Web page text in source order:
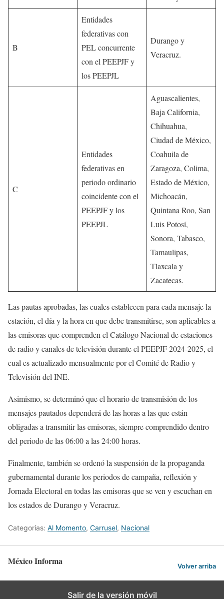
B
Entidades
federativas con
PEL concurrente
con el PEEPJF y
los PEEPJL
Durango y
Veracruz.
C
Entidades
federativas en
periodo ordinario
coincidente con el
PEEPJF y los
PEEPJL
Aguascalientes,
Baja California,
Chihuahua,
Ciudad de México,
Coahuila de
Zaragoza, Colima,
Estado de México,
Michoacán,
Quintana Roo, San
Luis Potosí,
Sonora, Tabasco,
Tamaulipas,
Tlaxcala y
Zacatecas.
Las pautas aprobadas, las cuales establecen para cada mensaje la
estación, el día y la hora en que debe transmitirse, son aplicables a
las emisoras que comprenden el Catálogo Nacional de estaciones
de radio y canales de televisión durante el PEEPJF 2024-2025, el
cual es actualizado mensualmente por el Comité de Radio y
Televisión del INE.
Asimismo, se determinó que el horario de transmisión de los
mensajes pautados dependerá de las horas a las que están
obligadas a transmitir las emisoras, siempre comprendido dentro
del periodo de las 06:00 a las 24:00 horas.
Finalmente, también se ordenó la suspensión de la propaganda
gubernamental durante los periodos de campaña, reflexión y
Jornada Electoral en todas las emisoras que se ven y escuchan en
los estados de Durango y Veracruz.
Categorías: Al Momento, Carrusel, Nacional
México Informa Volver arriba
Salir de la versión móvil